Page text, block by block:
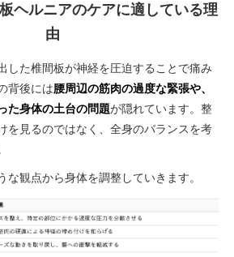
ヘルニアのケアに適している理
由
した椎間板が神経を圧迫することで痛み
背後には腰周辺の筋肉の過度な緊張や、
た身体の土台の問題が隠れています。整
を見るのではなく、全身のバランスを考
な観点から身体を調整していきます。